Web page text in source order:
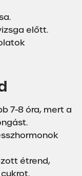
előtt.
7-8 óra, mert a
étrend,